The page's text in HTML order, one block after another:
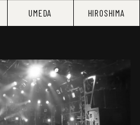
UMEDA HIROSHIMA